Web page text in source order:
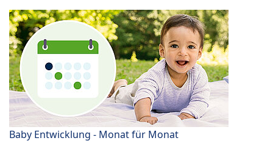
Baby Entwicklung - Monat für Monat